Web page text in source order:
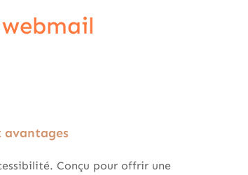
Conçu pour offrir une